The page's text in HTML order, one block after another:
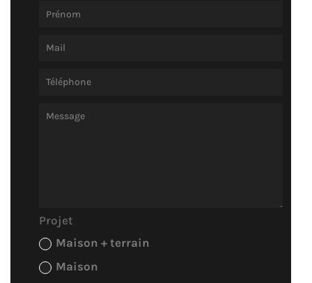
Projet
Maison + terrain
Maison